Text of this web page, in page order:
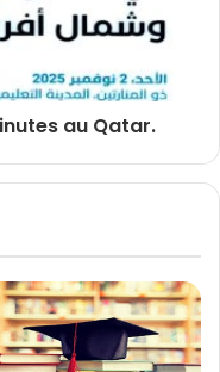
au Qatar.